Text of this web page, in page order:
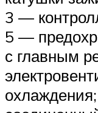
3 —
5 —
с главным